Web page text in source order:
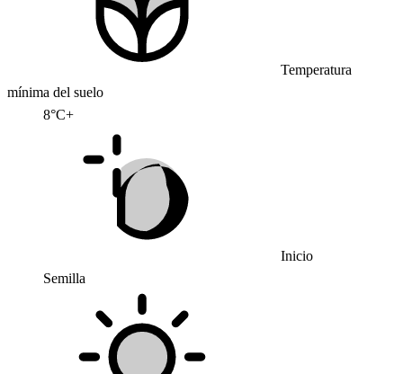
Temperatura
mínima del suelo
8°C+
Inicio
Semilla